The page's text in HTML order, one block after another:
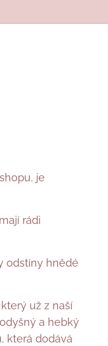
je
rádi
odstíny hnědé
už z naší
a hebký
která dodává